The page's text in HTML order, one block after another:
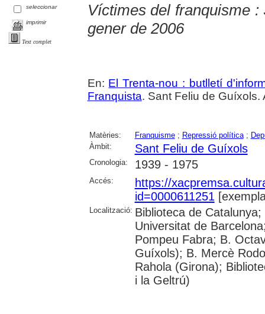
seleccionar
imprimir
Text complet
Víctimes del franquisme
gener de 2006
En: El Trenta-nou : butlletí
Franquista. Sant Feliu de Guíxols.
Matèries: Franquisme; Repressió política;
Àmbit:
Sant Feliu de Guíxols
Cronologia: 1939 - 1975
Accés:
https://
id=0000611251
Localització: Biblioteca de
Universitat de
Pompeu Fabra; B.
Guíxols); B. Mercè
Rahola (Girona);
i la Geltrú)